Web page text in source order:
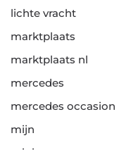
lichte vracht
marktplaats
marktplaats nl
mercedes
mercedes occasion
mijn